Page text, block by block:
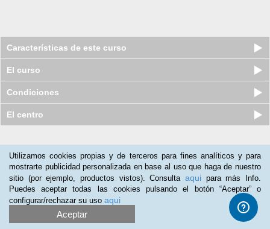
Características de este curso
El curso
Condiciones
El centro
Sara Casado(14-09-2018)
Muy bien
Curso en línea (Online) de Técnico
Utilizamos cookies propias y de terceros para fines analíticos y para
mostrarte publicidad personalizada en base al uso que haga de nuestro
sitio (por ejemplo, productos vistos). Consulta aqui para más Info.
Puedes aceptar todas las cookies pulsando el botón “Aceptar” o
configurar/rechazar su uso aqui
Aceptar